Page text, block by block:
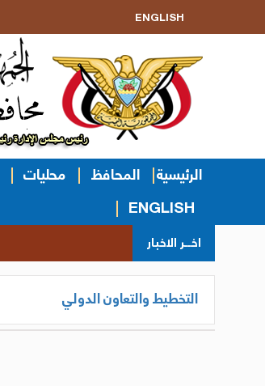
ENGLISH
الرئيسية المحافظ محليات
ENGLISH
اخــر الاخبار
التخطيط والتعاون الدولي